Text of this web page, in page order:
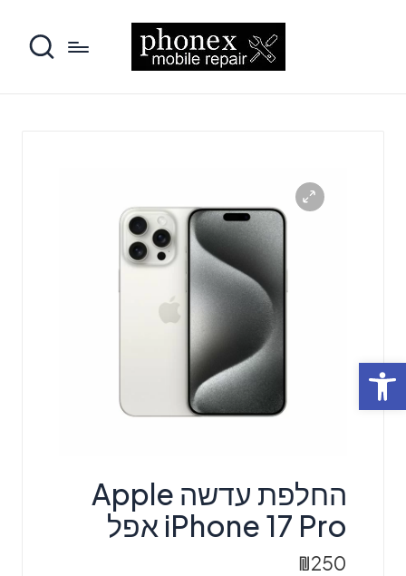
פתח סרגל נגישות
‏החלפת עדשה Apple
iPhone 17 Pro אפל
₪250